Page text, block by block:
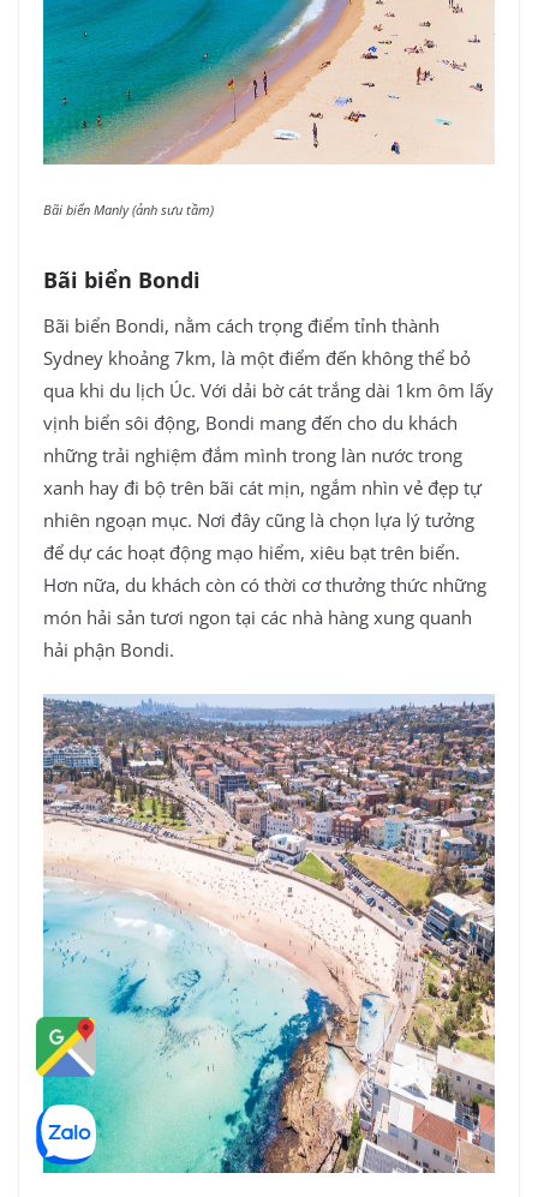
Bãi biển Manly (ảnh sưu tầm)
Bãi biển Bondi
Bãi biển Bondi, nằm cách trọng điểm tỉnh thành
Sydney khoảng 7km, là một điểm đến không thể bỏ
qua khi du lịch Úc. Với dải bờ cát trắng dài 1km ôm lấy
vịnh biển sôi động, Bondi mang đến cho du khách
những trải nghiệm đắm mình trong làn nước trong
xanh hay đi bộ trên bãi cát mịn, ngắm nhìn vẻ đẹp tự
nhiên ngoạn mục. Nơi đây cũng là chọn lựa lý tưởng
để dự các hoạt động mạo hiểm, xiêu bạt trên biển.
Hơn nữa, du khách còn có thời cơ thưởng thức những
món hải sản tươi ngon tại các nhà hàng xung quanh
hải phận Bondi.